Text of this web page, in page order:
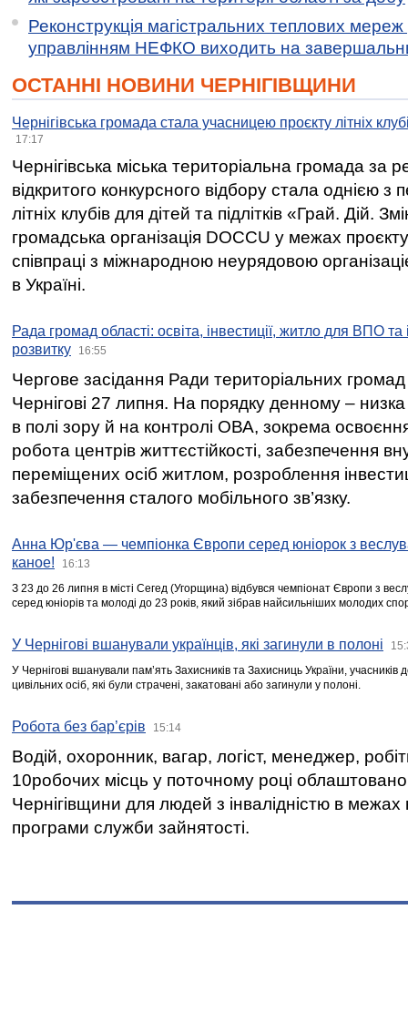
Реконструкція магістральних теплових мереж
управлінням НЕФКО виходить на
ОСТАННІ НОВИНИ ЧЕРНІГІВЩИНИ
Чернігівська громада стала учасницею проєкту літніх
17:17
Чернігівська міська територіальна громада за
відкритого конкурсного відбору стала однією
літніх клубів для дітей та підлітків «Грай. Дій.
громадська організація DOCCU у межах
співпраці з міжнародною неурядовою
в Україні.
Рада громад області: освіта, інвестиції, житло для ВПО
розвитку
16:55
Чергове засідання Ради територіальних громад
Чернігові 27 липня. На порядку денному –
в полі зору й на контролі ОВА, зокрема освоєння
робота центрів життєстійкості, забезпечення
переміщених осіб житлом, розроблення
забезпечення сталого мобільного зв’язку.
Анна Юр'єва — чемпіонка Європи серед юніорок з
каное!
16:13
З 23 до 26 липня в місті Сегед (Угорщина) відбувся чемпіонат Європи з
серед юніорів та молоді до 23 років, який зібрав найсильніших молодих
У Чернігові вшанували українців, які загинули в полоні
У Чернігові вшанували пам’ять Захисників та Захисниць України,
цивільних осіб, які були страчені, закатовані або загинули у полоні.
Робота без бар’єрів 15:14
Водій, охоронник, вагар, логіст, менеджер,
10робочих місць у поточному році
Чернігівщини для людей з інвалідністю в межах
програми служби зайнятості.